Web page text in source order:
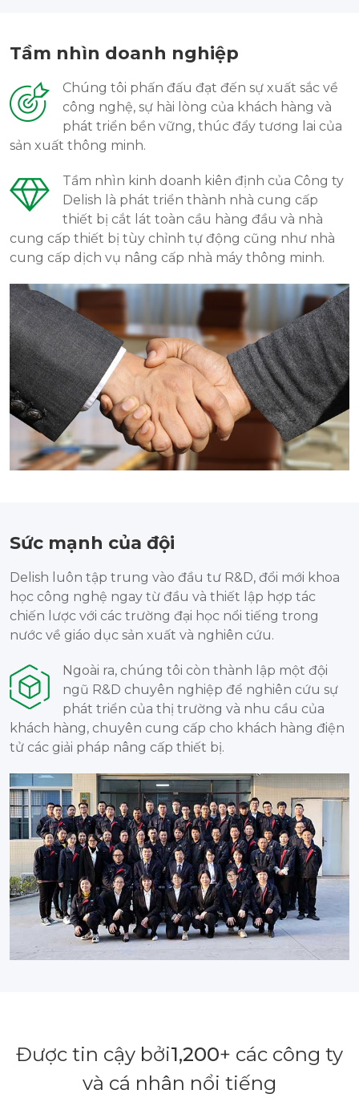
Tầm nhìn doanh nghiệp
Chúng tôi phấn đấu đạt đến sự xuất sắc về
công nghệ, sự hài lòng của khách hàng và
phát triển bền vững, thúc đẩy tương lai của
sản xuất thông minh.
Tầm nhìn kinh doanh kiên định của Công ty
Delish là phát triển thành nhà cung cấp
thiết bị cắt lát toàn cầu hàng đầu và nhà
cung cấp thiết bị tùy chỉnh tự động cũng như nhà
cung cấp dịch vụ nâng cấp nhà máy thông minh.
Sức mạnh của đội
Delish luôn tập trung vào đầu tư R&D, đổi mới khoa
học công nghệ ngay từ đầu và thiết lập hợp tác
chiến lược với các trường đại học nổi tiếng trong
nước về giáo dục sản xuất và nghiên cứu.
Ngoài ra, chúng tôi còn thành lập một đội
ngũ R&D chuyên nghiệp để nghiên cứu sự
phát triển của thị trường và nhu cầu của
khách hàng, chuyên cung cấp cho khách hàng điện
tử các giải pháp nâng cấp thiết bị.
Được tin cậy bởi1,200+ các công ty
và cá nhân nổi tiếng